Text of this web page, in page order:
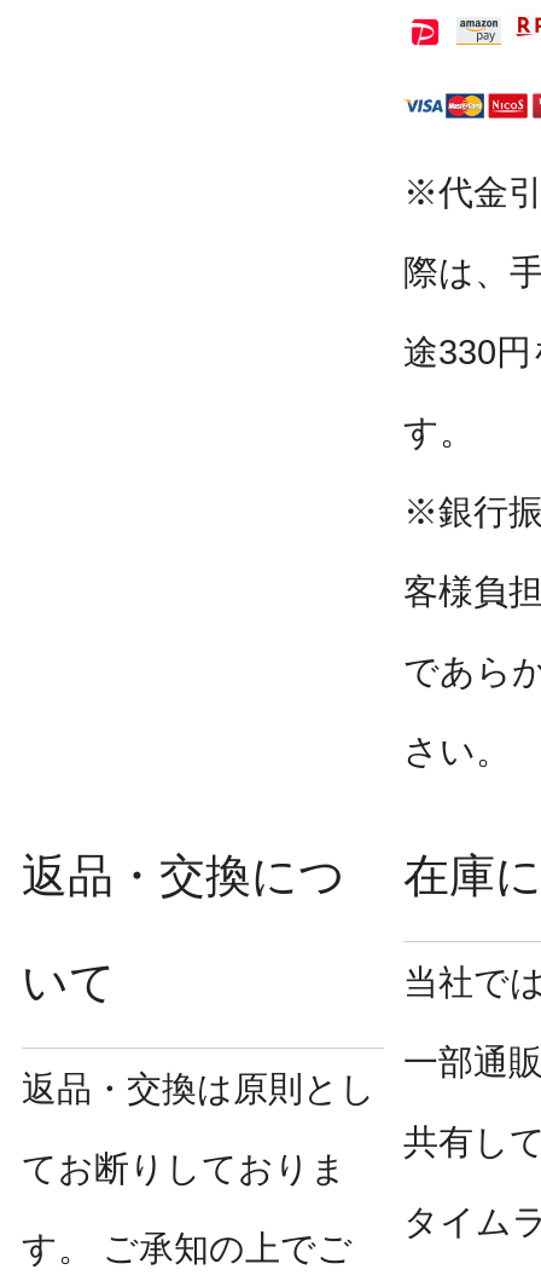
※代金
際は、
途330
す。
※銀行
客様負
であら
さい。
返品・交換につ
いて
返品・交換は原則とし
てお断りしておりま
す。 ご承知の上でご
在庫
当社で
一部通
共有し
タイム